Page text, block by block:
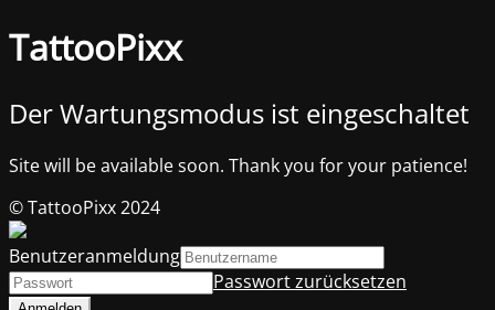
TattooPixx
Der Wartungsmodus ist eingeschaltet
Site will be available soon. Thank you for your patience!
© TattooPixx 2024
Benutzeranmeldung
Passwort zurücksetzen